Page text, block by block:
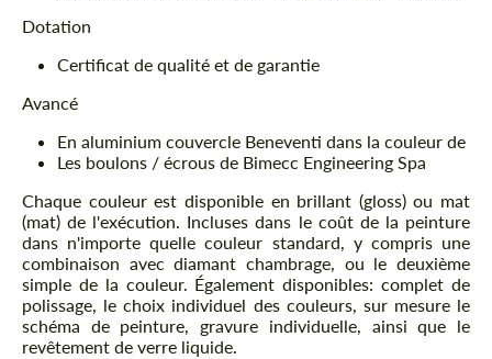
Dotation
Certificat de qualité et de garantie
Avancé
En aluminium couvercle Beneventi dans la couleur de
Les boulons / écrous de Bimecc Engineering Spa
Chaque couleur est disponible en brillant (gloss) ou mat
(mat) de l'exécution. Incluses dans le coût de la peinture
dans n'importe quelle couleur standard, y compris une
combinaison avec diamant chambrage, ou le deuxième
simple de la couleur. Également disponibles: complet de
polissage, le choix individuel des couleurs, sur mesure le
schéma de peinture, gravure individuelle, ainsi que le
revêtement de verre liquide.